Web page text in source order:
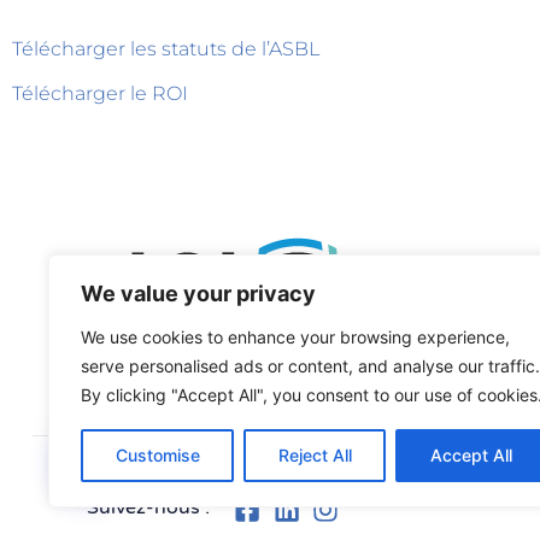
We value your privacy
We use cookies to enhance your browsing experience,
serve personalised ads or content, and analyse our traffic.
By clicking "Accept All", you consent to our use of
Customise Reject All Accept All
Télécharger les statuts de l’ASBL
Télécharger le ROI
Suivez-nous :